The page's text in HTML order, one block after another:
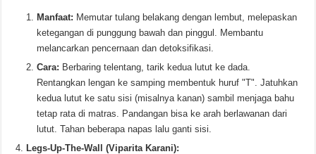
Manfaat: Memutar tulang belakang dengan lembut, melepaskan
ketegangan di punggung bawah dan pinggul. Membantu
melancarkan pencernaan dan detoksifikasi.
Cara: Berbaring telentang, tarik kedua lutut ke dada.
Rentangkan lengan ke samping membentuk huruf "T". Jatuhkan
kedua lutut ke satu sisi (misalnya kanan) sambil menjaga bahu
tetap rata di matras. Pandangan bisa ke arah berlawanan dari
lutut. Tahan beberapa napas lalu ganti sisi.
Legs-Up-The-Wall (Viparita Karani):